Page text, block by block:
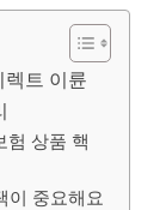
렉트 이륜
험 상품 핵
이 중요해요